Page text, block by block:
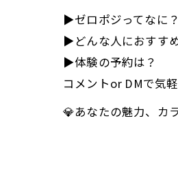
▶︎ゼロポジってなに？
▶︎どんな人におすす
▶︎体験の予約は？
コメントor DMで気
💎あなたの魅力、カ